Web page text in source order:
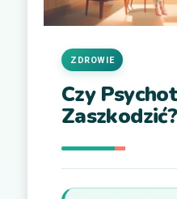
Czy
Zaszkodzić?
ZDROWIE